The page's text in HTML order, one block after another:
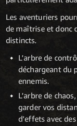
Les aventuriers
de maîtrise et donc
distincts.
L’arbre de
déchargeant du
ennemis.
L’arbre de
garder vos
d’effets avec